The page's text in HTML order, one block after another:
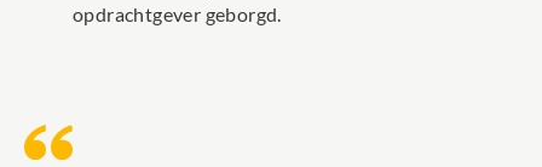
opdrachtgever geborgd.